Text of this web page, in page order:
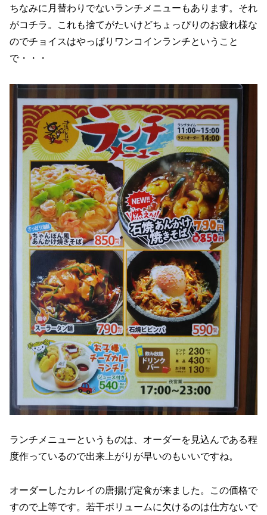
ちなみに月替わりでないランチメニューもあります。それ
がコチラ。これも捨てがたいけどちょっぴりのお疲れ様な
のでチョイスはやっぱりワンコインランチということ
で・・・
ランチメニューというものは、オーダーを見込んである程
度作っているので出来上がりが早いのもいいですね。
オーダーしたカレイの唐揚げ定食が来ました。この価格で
すので上等です。若干ボリュームに欠けるのは仕方ないで